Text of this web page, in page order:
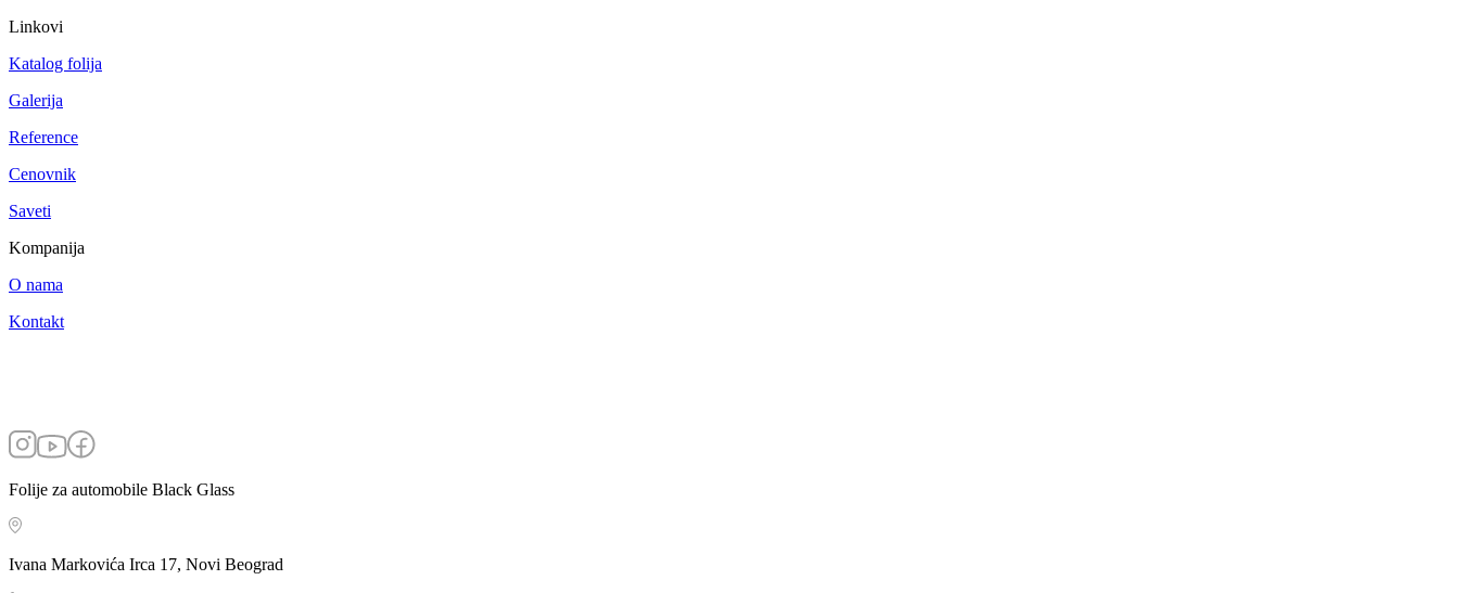
Linkovi
Katalog folija
Galerija
Reference
Cenovnik
Saveti
Kompanija
O nama
Kontakt
Folije za automobile Black Glass
Ivana Markovića Irca 17, Novi Beograd